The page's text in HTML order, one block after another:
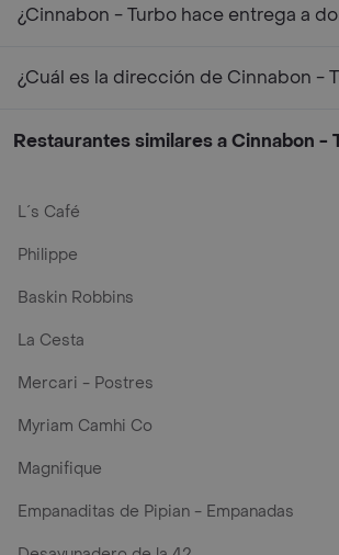
¿Cinnabon - Turbo hace entrega a
¿Cuál es la dirección de Cinnabon -
Restaurantes similares a Cinnabon -
L´s Café
Philippe
Baskin Robbins
La Cesta
Mercari - Postres
Myriam Camhi Co
Magnifique
Empanaditas de Pipian - Empanadas